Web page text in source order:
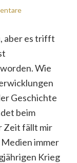
aber es trifft
Wie
Geschichte
beim
Zeit fällt mir
immer
Krieg